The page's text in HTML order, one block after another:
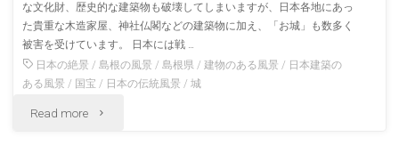
風
景"
な文化財、歴史的な建築物も破壊してしまいますが、日本各地にあっ
た貴重な木造家屋、神社仏閣などの建築物に加え、「お城」も数多く
被害を受けています。 日本には戦 …
日本の絶景 /島根の風景 /島根県 /建物のある風景 / 日本建築の
ある風景 / 国宝 / 日本の伝統風景 /城
Read more "国